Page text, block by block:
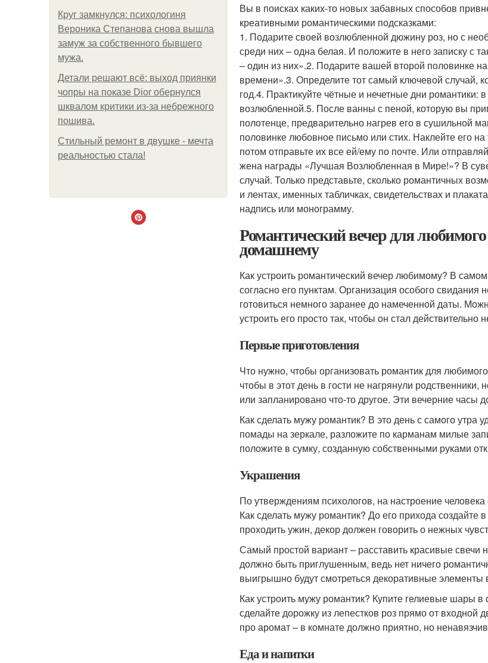
Круг замкнулся: психологиня
Вероника Степанова снова вышла
замуж за собственного бывшего
мужа.
Детали решают всё: выход приянки
чопры на показе Dior обернулся
шквалом критики из-за небрежного
пошива.
Стильный ремонт в двушке - мечта
реальностью стала!
Вы в поисках каких-то новых забавных способов
креативными романтическими подсказками:
1. Подарите своей возлюбленной дюжину роз, но с
среди них – одна белая. И положите в него записку с
– один из них».2. Подарите вашей второй половинке
времени».3. Определите тот самый ключевой случай,
год.4. Практикуйте чётные и нечетные дни
возлюбленной.5. После ванны с пеной, которую вы
полотенце, предварительно нагрев его в сушильной
половинке любовное письмо или стих. Наклейте его
потом отправьте их все ей/ему по почте. Или
жена награды «Лучшая Возлюбленная в Мире!»? В
случай. Только представьте, сколько романтичных
и лентах, именных табличках, свидетельствах и
надпись или монограмму.
Романтический вечер для
домашнему
Как устроить романтический вечер любимому? В
согласно его пунктам. Организация особого
готовиться немного заранее до намеченной даты.
устроить его просто так, чтобы он стал
Первые приготовления
Что нужно, чтобы организовать романтик для
чтобы в этот день в гости не нагрянули
или запланировано что-то другое. Эти вечерние
Как сделать мужу романтик? В это день с самого утра
помады на зеркале, разложите по карманам милые
положите в сумку, созданную собственными руками
Украшения
По утверждениям психологов, на настроение
Как сделать мужу романтик? До его прихода
проходить ужин, декор должен говорить о нежных
Самый простой вариант – расставить красивые
должно быть приглушенным, ведь нет ничего
выигрышно будут смотреться декоративные элементы
Как устроить мужу романтик? Купите гелиевые шары
сделайте дорожку из лепестков роз прямо от
про аромат – в комнате должно приятно, но
Еда и напитки